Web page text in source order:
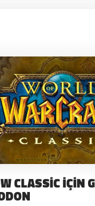
CLASSIC İÇIN